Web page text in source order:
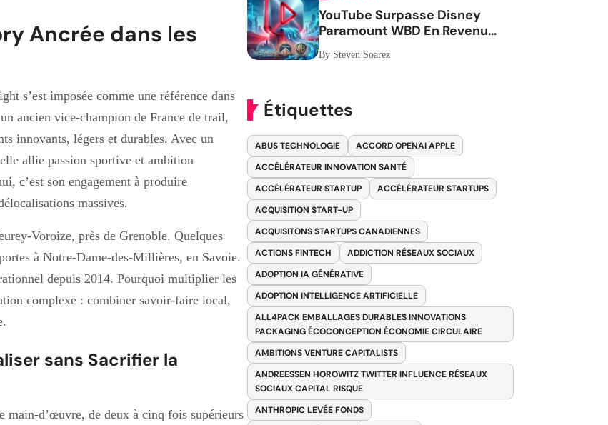
Ancrée dans les
s’est imposée comme une référence dans
ancien vice-champion de France de trail,
innovants, légers et durables. Avec un
allie passion sportive et ambition
c’est son engagement à produire
massives.
Voroize, près de Grenoble. Quelques
à Notre-Dame-des-Millières, en Savoie.
depuis 2014. Pourquoi multiplier les
complexe : combiner savoir-faire local,
sans Sacrifier la
main-d’œuvre, de deux à cinq fois supérieurs
YouTube Surpasse Disney
Paramount WBD En Revenus
Publicitaires
By Steven Soarez
Étiquettes
ABUS TECHNOLOGIE
ACCORD OPENAI APPLE
ACCÉLÉRATEUR INNOVATION SANTÉ
ACCÉLÉRATEUR STARTUP
ACCÉLÉRATEUR STARTUPS
ACQUISITION START-UP
ACQUISITONS STARTUPS CANADIENNES
ACTIONS FINTECH
ADDICTION RÉSEAUX SOCIAUX
ADOPTION IA GÉNÉRATIVE
ADOPTION INTELLIGENCE ARTIFICIELLE
ALL4PACK EMBALLAGES DURABLES INNOVATIONS
PACKAGING ÉCOCONCEPTION ÉCONOMIE CIRCULAIRE
AMBITIONS VENTURE CAPITALISTS
ANDREESSEN HOROWITZ TWITTER INFLUENCE RÉSEAUX
SOCIAUX CAPITAL RISQUE
ANTHROPIC LEVÉE FONDS